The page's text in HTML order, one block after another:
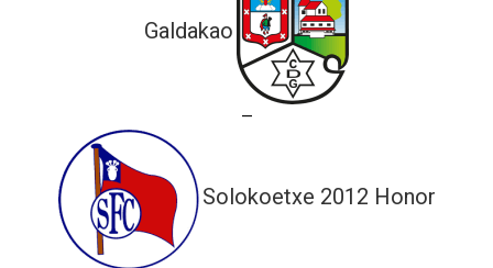
Galdakao
—
Solokoetxe 2012 Honor